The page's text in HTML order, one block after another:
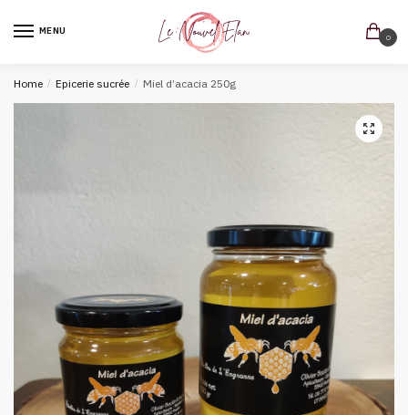
MENU
0
Home / Epicerie sucrée / Miel d’acacia 250g
🔍